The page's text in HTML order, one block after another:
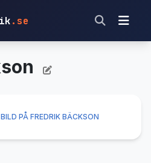
.se
PÅ FREDRIK BÄCKSON